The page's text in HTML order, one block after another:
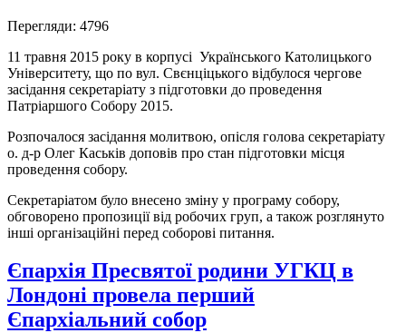
Перегляди: 4796
11 травня 2015 року в корпусі Українського Католицького
Університету, що по вул. Свєнціцького відбулося чергове
засідання секретаріату з підготовки до проведення
Патріаршого Собору 2015.
Розпочалося засідання молитвою, опісля голова секретаріату
о. д-р Олег Каськів доповів про стан підготовки місця
проведення собору.
Секретаріатом було внесено зміну у програму собору,
обговорено пропозиції від робочих груп, а також розглянуто
інші організаційні перед соборові питання.
Єпархія Пресвятої родини УГКЦ в
Лондоні провела перший
Єпархіальний собор